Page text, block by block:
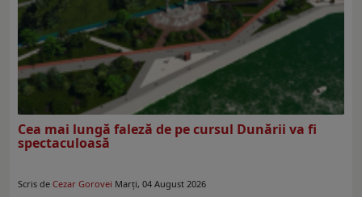
Cea mai lungă faleză de pe cursul Dunării va fi
spectaculoasă
Scris de Cezar Gorovei Marți, 04 August 2026